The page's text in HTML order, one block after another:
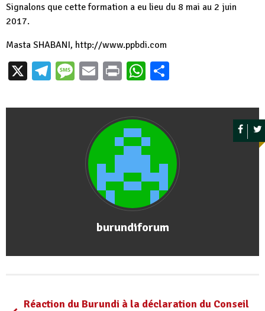
Signalons que cette formation a eu lieu du 8 mai au 2 juin
2017.
Masta SHABANI, http://www.ppbdi.com
X Telegram
Message
EmailPrintWhatsApp
burundiforum
Réaction du Burundi à la déclaration du Conseil